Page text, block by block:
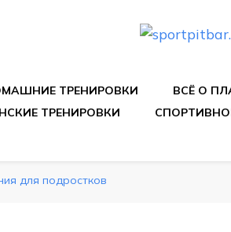
ТРЕНИРОВКИ ВСЁ О
ТРЕНИРОВКИ
для подростков